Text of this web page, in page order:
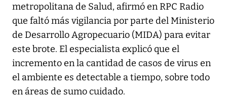
metropolitana de Salud, afirmó en RPC Radio
que faltó más vigilancia por parte del Ministerio
de Desarrollo Agropecuario (MIDA) para evitar
este brote. El especialista explicó que el
incremento en la cantidad de casos de virus en
el ambiente es detectable a tiempo, sobre todo
en áreas de sumo cuidado.